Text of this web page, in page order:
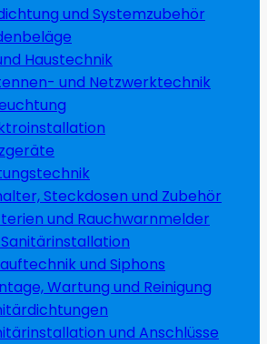
und Systemzubehör
Haustechnik
und Netzwerktechnik
Steckdosen und Zubehör
und Rauchwarnmelder
und Siphons
Wartung und Reinigung
und Anschlüsse